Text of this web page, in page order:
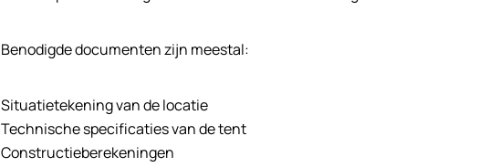
Benodigde documenten zijn meestal:
Situatietekening van de locatie
Technische specificaties van de tent
Constructieberekeningen